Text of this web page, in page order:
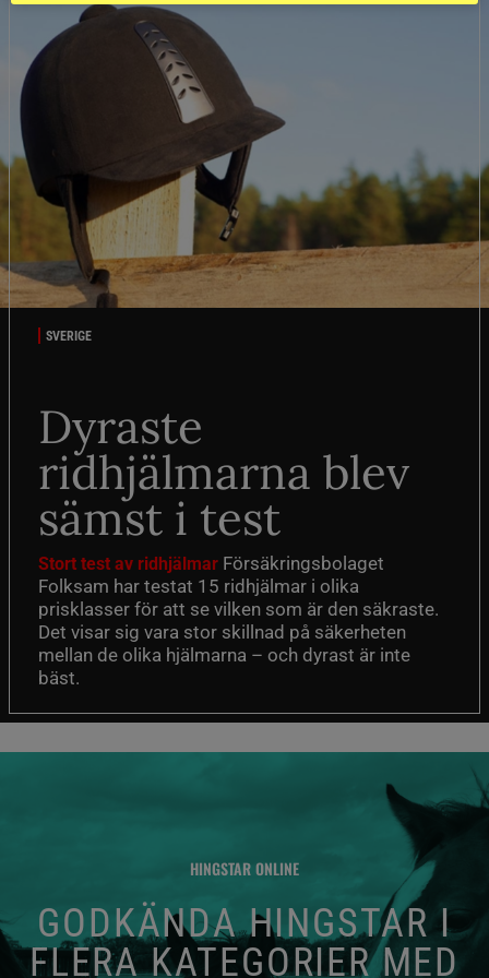
SVERIGE
Dyraste
ridhjälmarna blev
sämst i test
Stort test av ridhjälmar Försäkringsbolaget
Folksam har testat 15 ridhjälmar i olika
prisklasser för att se vilken som är den säkraste.
Det visar sig vara stor skillnad på säkerheten
mellan de olika hjälmarna – och dyrast är inte
bäst.
HINGSTAR ONLINE
GODKÄNDA HINGSTAR I
FLERA KATEGORIER MED